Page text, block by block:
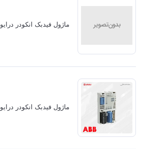
ماژول فیدبک انکودر درایو ABB کد FEN-21
ماژول فیدبک انکودر درایو ABB کد FEN-31